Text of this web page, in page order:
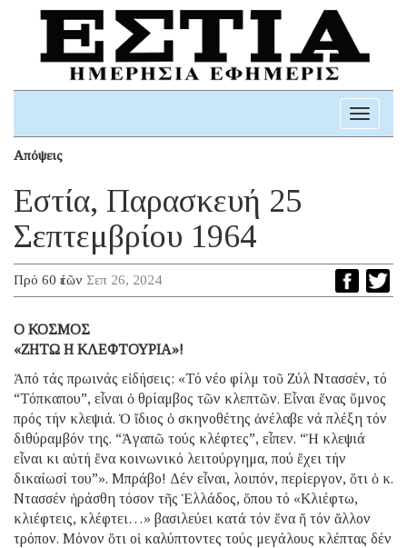
Toggle
Απόψεις
Eστία, Παρασκευή 25
Σεπτεμβρίου 1964
Πρό 60 ἐτῶν Σεπ 26, 2024
Ο ΚΟΣΜΟΣ
«ΖΗΤΩ Η ΚΛΕΦΤΟΥΡΙΑ»!
Ἀπό τάς πρωινάς εἰδήσεις: «Τό νέο φίλμ τοῦ Ζύλ Ντασσέν, τό
“Τόπκαπου”, εἶναι ὁ θρίαμβος τῶν κλεπτῶν. Εἶναι ἕνας ὕμνος
πρός τήν κλεψιά. Ὁ ἴδιος ὁ σκηνοθέτης ἀνέλαβε νά πλέξη τόν
διθύραμβόν της. “Ἀγαπῶ τούς κλέφτες”, εἶπεν. “Ἡ κλεψιά
εἶναι κι αὐτή ἕνα κοινωνικό λειτούργημα, πού ἔχει τήν
δικαίωσί του”». Μπράβο! Δέν εἶναι, λοιπόν, περίεργον, ὅτι ὁ κ.
Ντασσέν ἠράσθη τόσον τῆς Ἑλλάδος, ὅπου τό «Κλιέφτω,
κλιέφτεις, κλέφτει…» βασιλεύει κατά τόν ἕνα ἤ τόν ἄλλον
τρόπον. Μόνον ὅτι οἱ καλύπτοντες τούς μεγάλους κλέπτας δέν